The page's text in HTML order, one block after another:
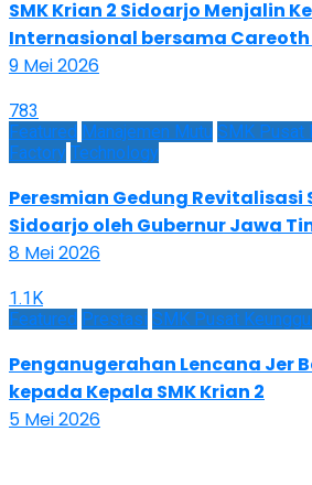
SMK Krian 2 Sidoarjo Menjalin
Internasional bersama
9 Mei 2026
783
Featured Manajemen Mutu SMK Pusat
Factory Technology
Peresmian Gedung Revitalisasi
Sidoarjo oleh Gubernur Jawa
8 Mei 2026
1.1K
Featured Prestasi SMK Pusat
Penganugerahan Lencana Jer
kepada Kepala SMK Krian 2
5 Mei 2026